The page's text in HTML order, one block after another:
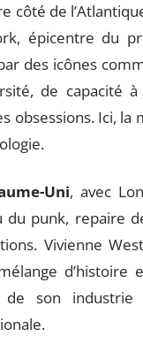
côté de
épicentre du
des icônes
de capacité
obsessions. Ici,
Uni, avec
du punk, repaire
Vivienne
d’histoire
de son